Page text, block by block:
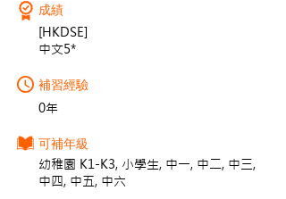
成績
[HKDSE]
中文5*
補習經驗
0年
可補年級
幼稚園 K1-K3, 小學生, 中一, 中二, 中三,
中四, 中五, 中六